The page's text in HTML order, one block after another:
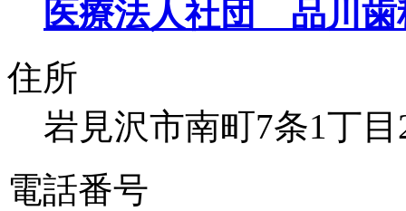
医療法人社団 品川歯
住所
岩見沢市南町7条1丁目
電話番号